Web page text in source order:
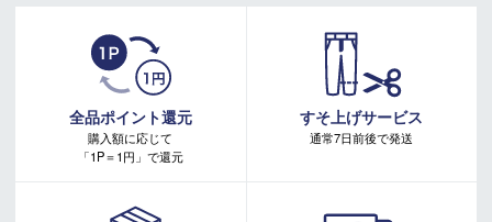
スキー 注意事項
＊取扱商品は、日本正規品です。
＊商品情報はディーラーカタログを基に表記しております。
＊製造の時期により、デザインが商品画像と異なる場合がご
ざいます。
全品ポイント還元
購入額に応じて
「1P＝1円」で還元
すそ上げサービス
通常7日前後で発送